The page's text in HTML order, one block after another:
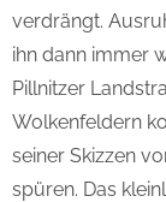
verdrängt.
ihn dann immer
Pillnitzer
Wolkenfeldern
seiner Skizzen
spüren. Das